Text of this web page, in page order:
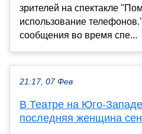
зрителей на спектакле
использование
сообщения во время спе...
21:17, 07 Фев
В Театре на Юго-
последняя женщина